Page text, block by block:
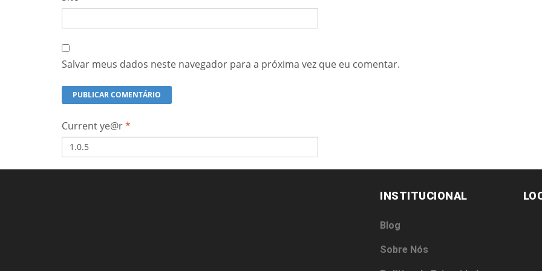
Salvar meus dados neste navegador para a próxima vez que eu comentar.
Current ye@r*
INSTITUCIONAL
Blog
Sobre Nós